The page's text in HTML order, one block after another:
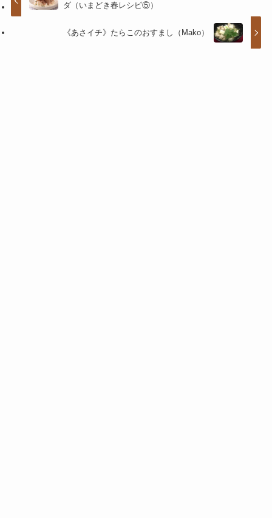
ダ（いまどき春レシピ⑤）
《あさイチ》たらこのおすまし（Mako）